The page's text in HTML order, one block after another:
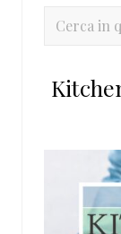
Cerca
sito